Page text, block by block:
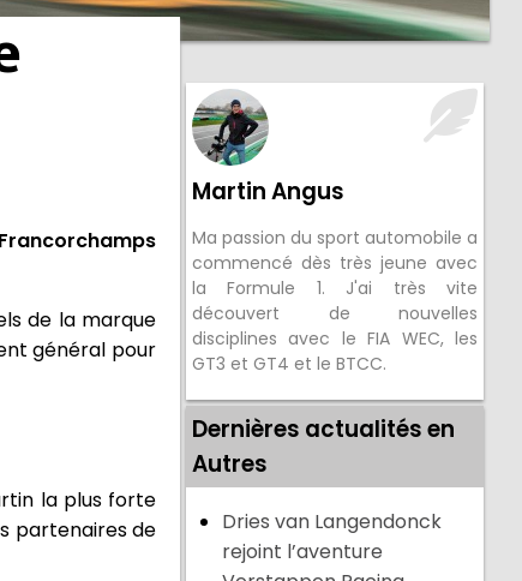
de la marque
général pour
la plus forte
partenaires de
Martin Angus
Ma passion du sport automobile a
commencé dès très jeune avec
la Formule 1. J'ai très vite
découvert de nouvelles
disciplines avec le FIA WEC, les
GT3 et GT4 et le BTCC.
Dernières actualités en
Autres
Dries van Langendonck
rejoint l’aventure